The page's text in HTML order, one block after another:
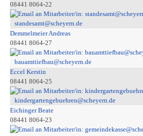
08441 8064-22
standesamt@scheyern.de
Demmelmeier Andreas
08441 8064-27
bauamttiefbau@scheyern.de
Eccel Kerstin
08441 8064-25
kindergartengebuehren@scheyern.de
Eichinger Beate
08441 8064-23